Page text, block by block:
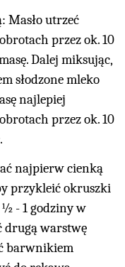
Masło utrzeć
przez ok. 10
Dalej miksując,
słodzone mleko
najlepiej
przez ok. 10
najpierw cienką
przykleić okruszki
½ - 1 godziny w
drugą warstwę
barwnikiem